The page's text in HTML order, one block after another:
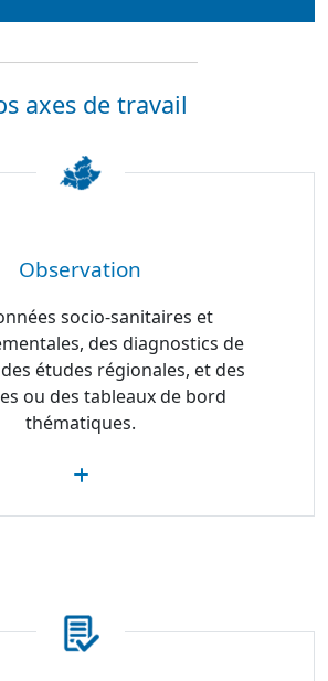
axes de travail
Observation
socio-sanitaires et
des diagnostics de
études régionales, et des
ou des tableaux de bord
thématiques.